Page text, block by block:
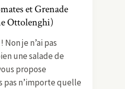
et Grenade
Ottolenghi)
Non je n’ai pas
une salade de
propose
pas n’importe quelle